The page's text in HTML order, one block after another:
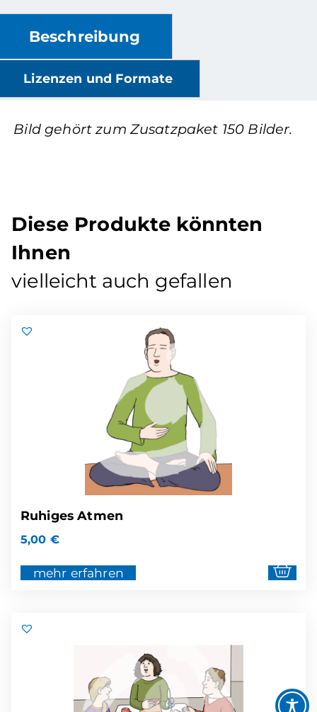
Beschreibung
Lizenzen und Formate
Bild gehört zum Zusatzpaket 150 Bilder.
Diese Produkte könnten
Ihnen
vielleicht auch gefallen
Ruhiges Atmen
5,00 €
mehr erfahren